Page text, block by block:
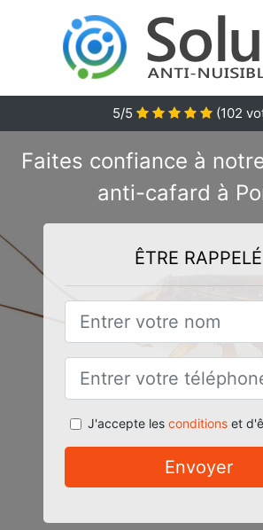
5/5 (102
Faites confiance à
anti-cafard à
ÊTRE RAPPELÉ
J'accepte les conditionset
Envoyer